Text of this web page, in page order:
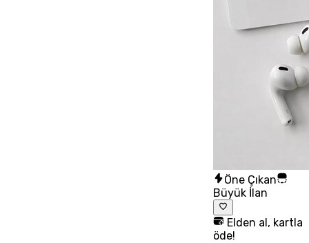
Öne Çıkan
Büyük İlan
Elden al, kartla
öde!